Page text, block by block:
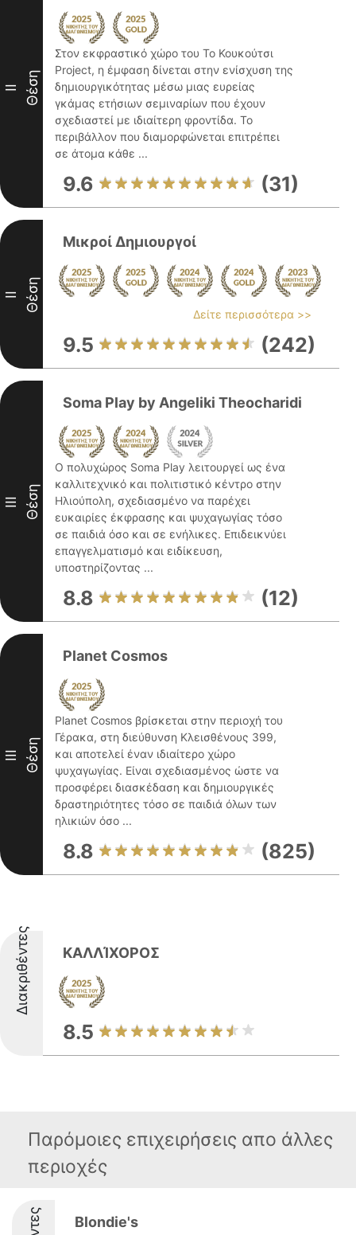
II Θέση
Στον εκφραστικό χώρο του Το Κουκούτσι
Project, η έμφαση δίνεται στην ενίσχυση της
δημιουργικότητας μέσω μιας ευρείας
γκάμας ετήσιων σεμιναρίων που έχουν
σχεδιαστεί με ιδιαίτερη φροντίδα. Το
περιβάλλον που διαμορφώνεται επιτρέπει
σε άτομα κάθε ...
9.6 (31)
II Θέση
Μικροί Δημιουργοί
Δείτε περισσότερα >>
9.5 (242)
III Θέση
Soma Play by Angeliki Theocharidi
Ο πολυχώρος Soma Play λειτουργεί ως ένα
καλλιτεχνικό και πολιτιστικό κέντρο στην
Ηλιούπολη, σχεδιασμένο να παρέχει
ευκαιρίες έκφρασης και ψυχαγωγίας τόσο
σε παιδιά όσο και σε ενήλικες. Επιδεικνύει
επαγγελματισμό και ειδίκευση,
υποστηρίζοντας ...
8.8 (12)
III Θέση
Planet Cosmos
Planet Cosmos βρίσκεται στην περιοχή του
Γέρακα, στη διεύθυνση Κλεισθένους 399,
και αποτελεί έναν ιδιαίτερο χώρο
ψυχαγωγίας. Είναι σχεδιασμένος ώστε να
προσφέρει διασκέδαση και δημιουργικές
δραστηριότητες τόσο σε παιδιά όλων των
ηλικιών όσο ...
8.8 (825)
Διακριθέντες ΚΑΛΛΊΧΟΡΟΣ
8.5
Παρόμοιες επιχειρήσεις απο άλλες
περιοχές
Blondie's